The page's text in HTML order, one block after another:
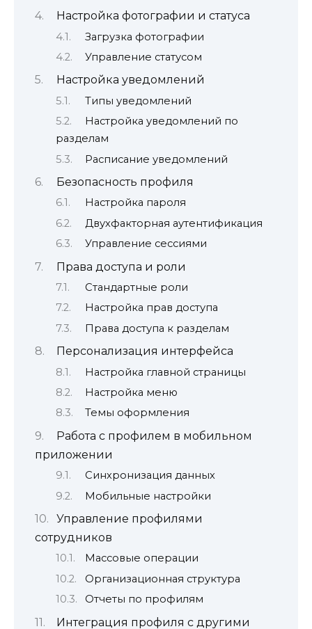
Настройка фотографии и статуса
Загрузка фотографии
Управление статусом
Настройка уведомлений
Типы уведомлений
Настройка уведомлений по
разделам
Расписание уведомлений
Безопасность профиля
Настройка пароля
Двухфакторная аутентификация
Управление сессиями
Права доступа и роли
Стандартные роли
Настройка прав доступа
Права доступа к разделам
Персонализация интерфейса
Настройка главной страницы
Настройка меню
Темы оформления
Работа с профилем в мобильном
приложении
Синхронизация данных
Мобильные настройки
Управление профилями
сотрудников
Массовые операции
Организационная структура
Отчеты по профилям
Интеграция профиля с другими